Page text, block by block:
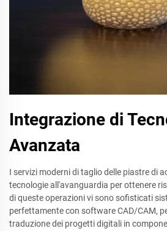
Integrazione di
Avanzata
I servizi moderni di taglio delle piastre di
tecnologie all'avanguardia per ottenere
di queste operazioni vi sono sofisticati
perfettamente con software CAD/CAM,
traduzione dei progetti digitali in